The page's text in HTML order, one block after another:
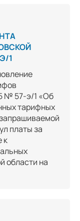
1
№ 57-э/1 «Об
тарифных
запрашиваемой
платы за
к
области на